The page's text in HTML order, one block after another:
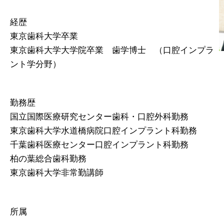
経歴
東京歯科大学卒業
東京歯科大学大学院卒業 歯学博士 （口腔インプラ
ント学分野）
勤務歴
国立国際医療研究センター歯科・口腔外科勤務
東京歯科大学水道橋病院口腔インプラント科勤務
千葉歯科医療センター口腔インプラント科勤務
柏の葉総合歯科勤務
東京歯科大学非常勤講師
所属